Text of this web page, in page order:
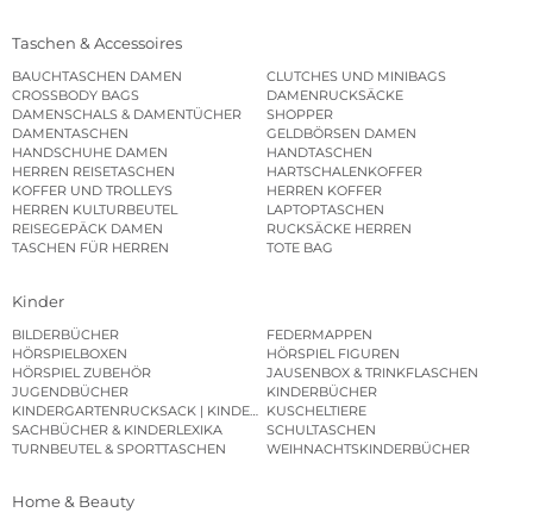
Taschen & Accessoires
BAUCHTASCHEN DAMEN
CLUTCHES UND MINIBAGS
CROSSBODY BAGS
DAMENRUCKSÄCKE
DAMENSCHALS & DAMENTÜCHER
SHOPPER
DAMENTASCHEN
GELDBÖRSEN DAMEN
HANDSCHUHE DAMEN
HANDTASCHEN
HERREN REISETASCHEN
HARTSCHALENKOFFER
KOFFER UND TROLLEYS
HERREN KOFFER
HERREN KULTURBEUTEL
LAPTOPTASCHEN
REISEGEPÄCK DAMEN
RUCKSÄCKE HERREN
TASCHEN FÜR HERREN
TOTE BAG
Kinder
BILDERBÜCHER
FEDERMAPPEN
HÖRSPIELBOXEN
HÖRSPIEL FIGUREN
HÖRSPIEL ZUBEHÖR
JAUSENBOX & TRINKFLASCHEN
JUGENDBÜCHER
KINDERBÜCHER
KINDERGARTENRUCKSACK | KINDERGARTENBEUTEL
KUSCHELTIERE
SACHBÜCHER & KINDERLEXIKA
SCHULTASCHEN
TURNBEUTEL & SPORTTASCHEN
WEIHNACHTSKINDERBÜCHER
Home & Beauty